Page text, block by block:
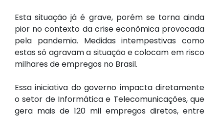
Esta situação já é grave, porém se torna ainda
pior no contexto da crise econômica provocada
pela pandemia. Medidas intempestivas como
estas só agravam a situação e colocam em risco
milhares de empregos no Brasil.
Essa iniciativa do governo impacta diretamente
o setor de Informática e Telecomunicações, que
gera mais de 120 mil empregos diretos, entre